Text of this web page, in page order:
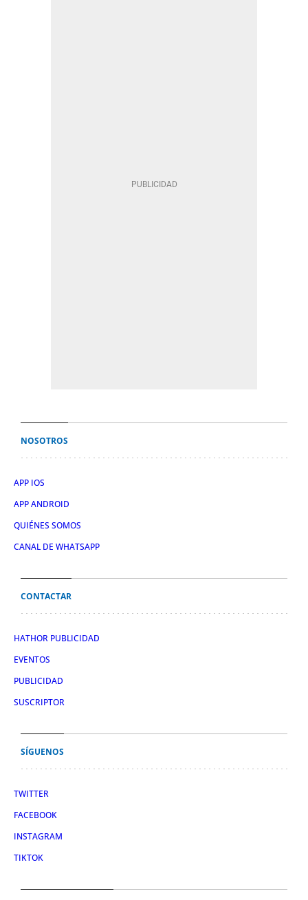
NOSOTROS
APP IOS
APP ANDROID
QUIÉNES SOMOS
CANAL DE WHATSAPP
CONTACTAR
HATHOR PUBLICIDAD
EVENTOS
PUBLICIDAD
SUSCRIPTOR
SÍGUENOS
TWITTER
FACEBOOK
INSTAGRAM
TIKTOK